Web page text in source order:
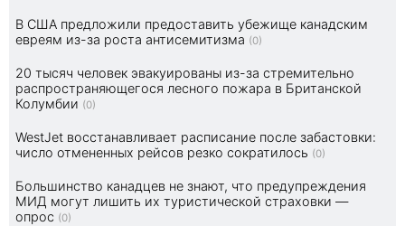
В США предложили предоставить убежище канадским
евреям из-за роста антисемитизма (0)
20 тысяч человек эвакуированы из-за стремительно
распространяющегося лесного пожара в Британской
Колумбии (0)
WestJet восстанавливает расписание после забастовки:
число отмененных рейсов резко сократилось (0)
Большинство канадцев не знают, что предупреждения
МИД могут лишить их туристической страховки —
опрос (0)